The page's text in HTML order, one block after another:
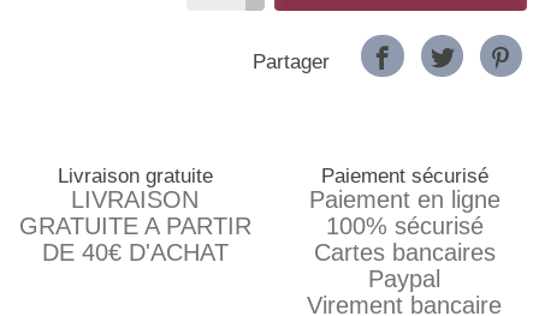
Partager
Livraison gratuite
LIVRAISON
GRATUITE A PARTIR
DE 40€ D'ACHAT
Paiement sécurisé
Paiement en ligne
100% sécurisé
Cartes bancaires
Paypal
Virement bancaire